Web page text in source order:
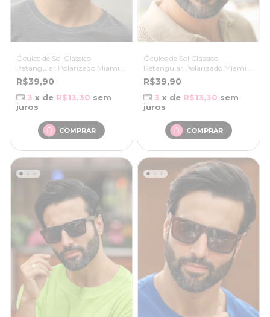
Óculos de Sol Clássico
Retangular Polarizado Miami -
Verde Preto - Bambu
R$39,90
3 x de R$13,30 sem
juros
Óculos de Sol Clássico
Retangular Polarizado Miami -
Preto Azul - Bambu
R$39,90
3 x de R$13,30 sem
juros